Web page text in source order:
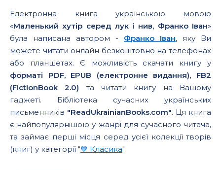
Електронна книга українською мовою
«Маленький хутір серед лук і нив, Франко Іван»
була написана автором - Франко Іван, яку Ви
можете читати онлайн безкоштовно на телефонах
або планшетах. Є можливість скачати книгу у
форматі PDF, EPUB (електронне видання), FB2
(FictionBook 2.0) та читати книгу на Вашому
гаджеті. Бібліотека сучасних українських
письменників "ReadUkrainianBooks.com". Ця книга
є найпопулярнішою у жанрі для сучасного читача,
та займає перші місця серед усієї колекції творів
(книг) у категорії "💙 Класика".